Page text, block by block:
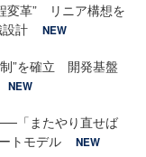
変革” リニア構想を
計
NEW
”を確立 開発基盤
NEW
「またやり直せば
トモデル
NEW